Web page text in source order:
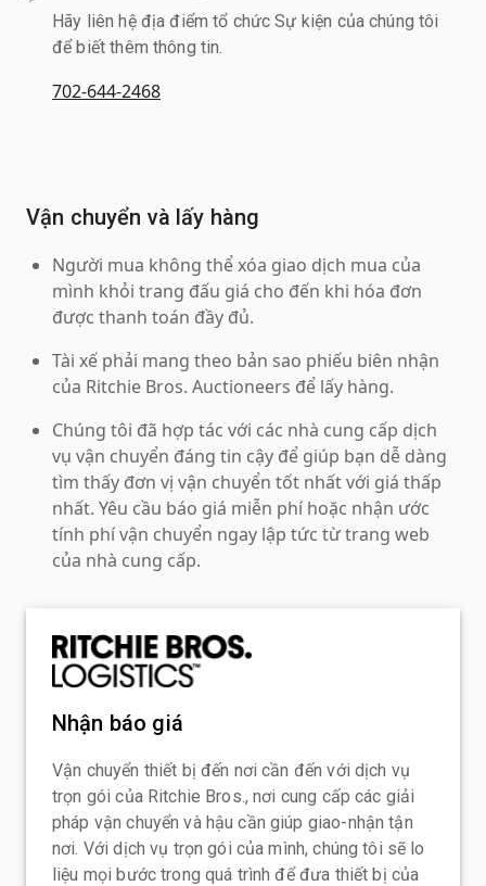
Hãy liên hệ địa điểm tổ chức Sự kiện của chúng tôi
để biết thêm thông tin.
702-644-2468
Vận chuyển và lấy hàng
Người mua không thể xóa giao dịch mua của
mình khỏi trang đấu giá cho đến khi hóa đơn
được thanh toán đầy đủ.
Tài xế phải mang theo bản sao phiếu biên nhận
của Ritchie Bros. Auctioneers để lấy hàng.
Chúng tôi đã hợp tác với các nhà cung cấp dịch
vụ vận chuyển đáng tin cậy để giúp bạn dễ dàng
tìm thấy đơn vị vận chuyển tốt nhất với giá thấp
nhất. Yêu cầu báo giá miễn phí hoặc nhận ước
tính phí vận chuyển ngay lập tức từ trang web
của nhà cung cấp.
Nhận báo giá
Vận chuyển thiết bị đến nơi cần đến với dịch vụ
trọn gói của Ritchie Bros., nơi cung cấp các giải
pháp vận chuyển và hậu cần giúp giao-nhận tận
nơi. Với dịch vụ trọn gói của mình, chúng tôi sẽ lo
liệu mọi bước trong quá trình để đưa thiết bị của